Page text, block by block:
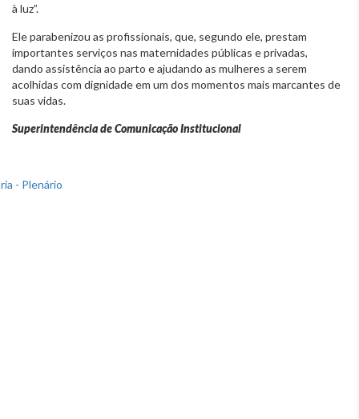
à luz”.
Ele parabenizou as profissionais, que, segundo ele, prestam
importantes serviços nas maternidades públicas e privadas,
dando assistência ao parto e ajudando as mulheres a serem
acolhidas com dignidade em um dos momentos mais marcantes de
suas vidas.
Superintendência de Comunicação Institucional